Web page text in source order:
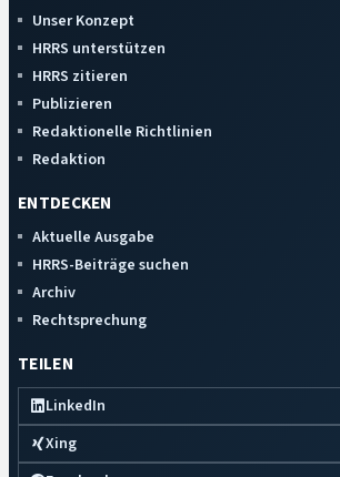
Unser Konzept
HRRS unterstützen
HRRS zitieren
Publizieren
Redaktionelle Richtlinien
Redaktion
ENTDECKEN
Aktuelle Ausgabe
HRRS-Beiträge suchen
Archiv
Rechtsprechung
TEILEN
LinkedIn
Xing